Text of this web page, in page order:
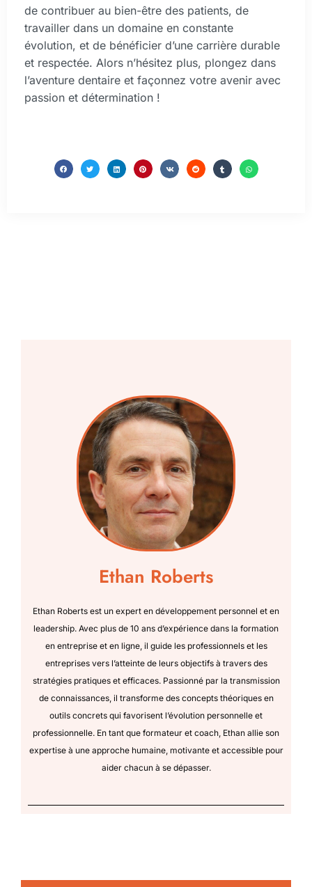
de contribuer au bien-être des patients, de
travailler dans un domaine en constante
évolution, et de bénéficier d’une carrière durable
et respectée. Alors n’hésitez plus, plongez dans
l’aventure dentaire et façonnez votre avenir avec
passion et détermination !
Ethan Roberts
Ethan Roberts est un expert en développement personnel et en
leadership. Avec plus de 10 ans d’expérience dans la formation
en entreprise et en ligne, il guide les professionnels et les
entreprises vers l’atteinte de leurs objectifs à travers des
stratégies pratiques et efficaces. Passionné par la transmission
de connaissances, il transforme des concepts théoriques en
outils concrets qui favorisent l’évolution personnelle et
professionnelle. En tant que formateur et coach, Ethan allie son
expertise à une approche humaine, motivante et accessible pour
aider chacun à se dépasser.